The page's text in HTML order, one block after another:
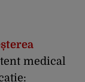
medical